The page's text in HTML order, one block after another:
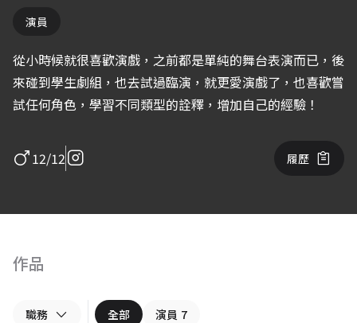
演員
從小時候就很喜歡演戲，之前都是單純的舞台表演而已，後
來碰到學生劇組，也去試過臨演，就更愛演戲了，也喜歡嘗
試任何角色，學習不同類型的詮釋，增加自己的經驗！
12/12 履歷
作品
職務 全部 演員 7